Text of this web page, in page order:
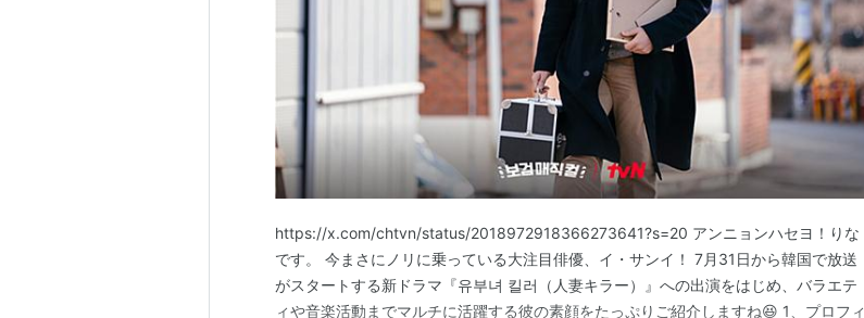
https://x.com/chtvn/status/2018972918366273641?s=20 アンニョンハセヨ！りな
です。 今まさにノリに乗っている大注目俳優、イ・サンイ！ 7月31日から韓国で放送
がスタートする新ドラマ『유부녀 킬러（人妻キラー）』への出演をはじめ、バラエテ
ィや音楽活動までマルチに活躍する彼の素顔をたっぷりご紹介しますね😆 1、プロフィ